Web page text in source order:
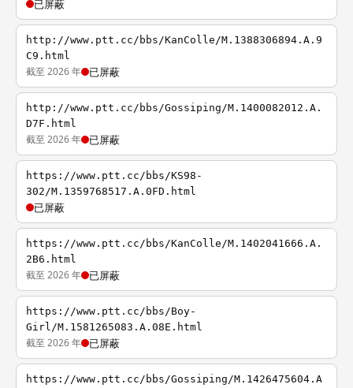
已屏蔽
http://www.ptt.cc/bbs/KanColle/M.1388306894.A.9
C9.html
截至 2026 年 已屏蔽
http://www.ptt.cc/bbs/Gossiping/M.1400082012.A.
D7F.html
截至 2026 年 已屏蔽
https://www.ptt.cc/bbs/KS98-
302/M.1359768517.A.0FD.html
已屏蔽
https://www.ptt.cc/bbs/KanColle/M.1402041666.A.
2B6.html
截至 2026 年 已屏蔽
https://www.ptt.cc/bbs/Boy-
Girl/M.1581265083.A.08E.html
截至 2026 年 已屏蔽
https://www.ptt.cc/bbs/Gossiping/M.1426475604.A